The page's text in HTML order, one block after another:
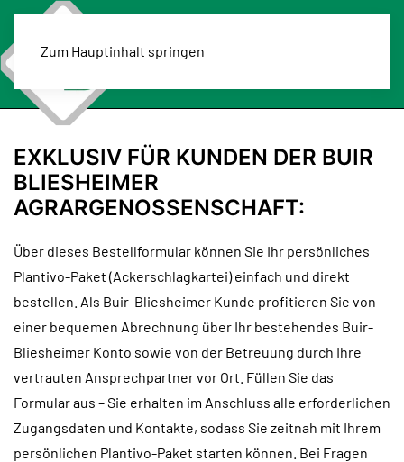
Zum Hauptinhalt springen
EXKLUSIV FÜR KUNDEN DER BUIR
BLIESHEIMER
AGRARGENOSSENSCHAFT:
Über dieses Bestellformular können Sie Ihr persönliches
Plantivo-Paket (Ackerschlagkartei) einfach und direkt
bestellen. Als Buir-Bliesheimer Kunde profitieren Sie von
einer bequemen Abrechnung über Ihr bestehendes Buir-
Bliesheimer Konto sowie von der Betreuung durch Ihre
vertrauten Ansprechpartner vor Ort. Füllen Sie das
Formular aus – Sie erhalten im Anschluss alle erforderlichen
Zugangsdaten und Kontakte, sodass Sie zeitnah mit Ihrem
persönlichen Plantivo-Paket starten können. Bei Fragen